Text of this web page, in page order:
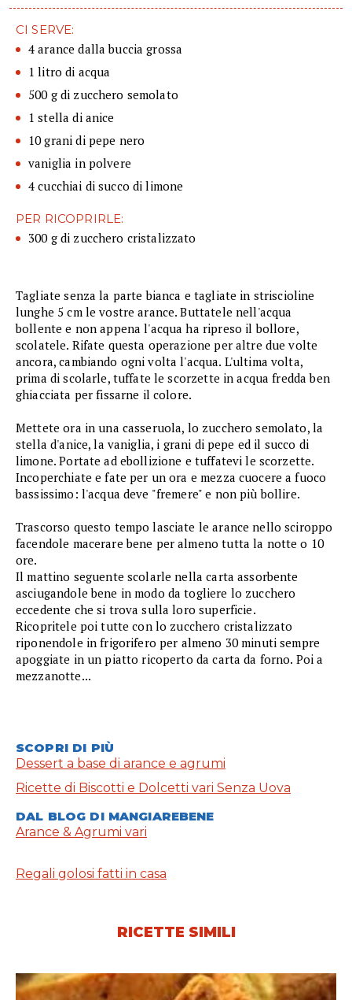
CI SERVE:
4 arance dalla buccia grossa
1 litro di acqua
500 g di zucchero semolato
1 stella di anice
10 grani di pepe nero
vaniglia in polvere
4 cucchiai di succo di limone
PER RICOPRIRLE:
300 g di zucchero cristalizzato
Tagliate senza la parte bianca e tagliate in striscioline
lunghe 5 cm le vostre arance. Buttatele nell'acqua
bollente e non appena l'acqua ha ripreso il bollore,
scolatele. Rifate questa operazione per altre due volte
ancora, cambiando ogni volta l'acqua. L'ultima volta,
prima di scolarle, tuffate le scorzette in acqua fredda ben
ghiacciata per fissarne il colore.
Mettete ora in una casseruola, lo zucchero semolato, la
stella d'anice, la vaniglia, i grani di pepe ed il succo di
limone. Portate ad ebollizione e tuffatevi le scorzette.
Incoperchiate e fate per un ora e mezza cuocere a fuoco
bassissimo: l'acqua deve "fremere" e non più bollire.
Trascorso questo tempo lasciate le arance nello sciroppo
facendole macerare bene per almeno tutta la notte o 10
ore.
Il mattino seguente scolarle nella carta assorbente
asciugandole bene in modo da togliere lo zucchero
eccedente che si trova sulla loro superficie.
Ricopritele poi tutte con lo zucchero cristalizzato
riponendole in frigorifero per almeno 30 minuti sempre
apoggiate in un piatto ricoperto da carta da forno. Poi a
mezzanotte...
SCOPRI DI PIÙ
Dessert a base di arance e agrumi
Ricette di Biscotti e Dolcetti vari Senza Uova
DAL BLOG DI MANGIAREBENE
Arance & Agrumi vari
Regali golosi fatti in casa
RICETTE SIMILI